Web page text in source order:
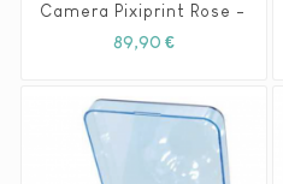
Camera Pixiprint Rose - MOB
89,90 €Prix